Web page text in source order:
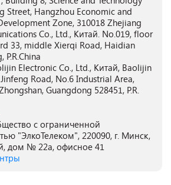
Street, Hangzhou Economic and
Zone, 310018 Zhejiang
Co., Ltd., Китай. No.019, floor
33, middle Xierqi Road, Haidian
Electronic Co., Ltd., Китай, Baolijin
Road, No.6 Industrial Area,
Guangdong 528451, P.R.
с ограниченной
"ЭлкоТелеком", 220090, г. Минск,
дом № 22а, офисное 41